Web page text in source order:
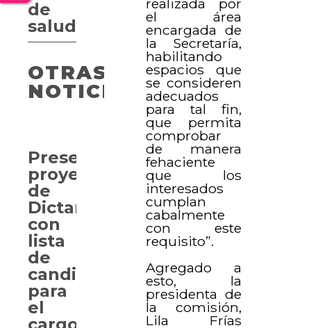
realizada por
el área
encargada de
la Secretaría,
habilitando
espacios que
se consideren
adecuados
para tal fin,
que permita
comprobar
de manera
fehaciente
que los
interesados
cumplan
cabalmente
con este
requisito”.
Agregado a
esto, la
presidenta de
la comisión,
Lila Frías
de
salud
OTRAS
NOTICIAS
Presentan
proyecto
de
Dictamen
con
lista
de
candidatos
para
el